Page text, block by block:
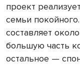
проект
семьи
составляет
большую часть
остальное —